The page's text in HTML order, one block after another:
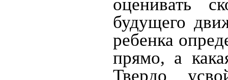
оценивать
будущего
ребенка
прямо, а
Твердо